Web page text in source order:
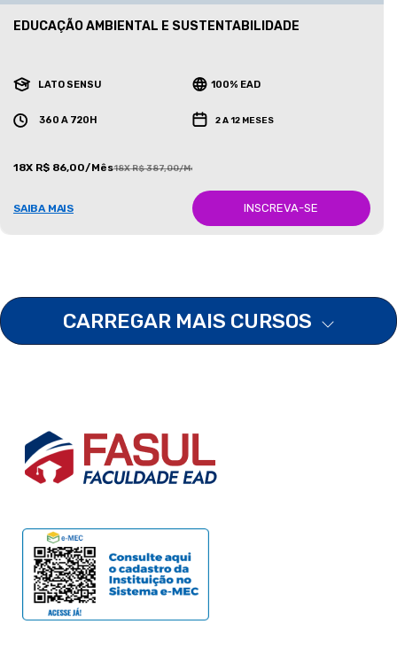
EDUCAÇÃO AMBIENTAL E SUSTENTABILIDADE
LATO SENSU 100% EAD
360 A 720H 2 A 12 MESES
18X R$ 86,00/Mês18X R$ 387,00/Mês
SAIBA MAIS INSCREVA-SE
CARREGAR MAIS CURSOS